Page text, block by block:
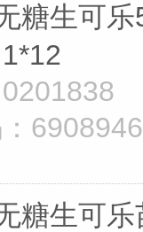
糖生可
糖生可